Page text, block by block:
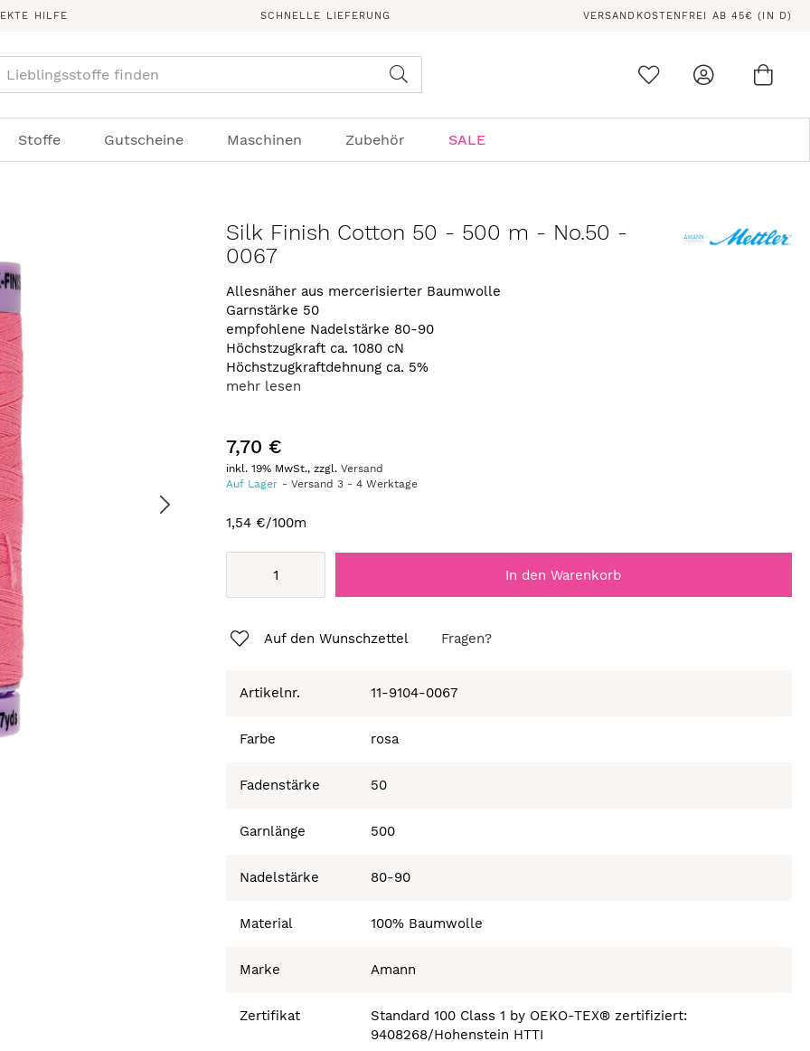
HILFE SCHNELLE LIEFERUNG VERSANDKOSTENFREI AB 45€ (IN D)
Stoffe Gutscheine Maschinen Zubehör SALE
Silk Finish Cotton 50 - 500 m - No.50 -
0067
Allesnäher aus mercerisierter Baumwolle
Garnstärke 50
empfohlene Nadelstärke 80-90
Höchstzugkraft ca. 1080 cN
Höchstzugkraftdehnung ca. 5%
mehr lesen
7,70 €
inkl. 19% MwSt., zzgl.Versand
Auf Lager
Versand3 -4 Werktage
1,54 €/100m
In den Warenkorb
Auf den Wunschzettel Fragen?
Artikelnr. 11-9104-0067
Farbe rosa
Fadenstärke 50
Garnlänge 500
Nadelstärke 80-90
Material 100% Baumwolle
Marke Amann
Zertifikat
Standard 100 Class 1 by OEKO-TEX® zertifiziert:
9408268/Hohenstein HTTI